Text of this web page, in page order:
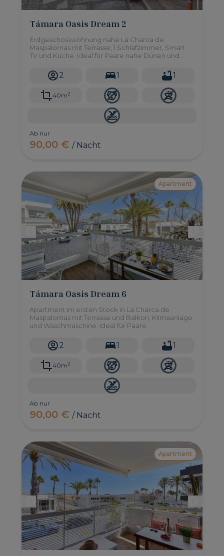
Támara Oasis Dream 2
Erdgeschosswohnung nahe La Charca de
Maspalomas mit Terrasse, 1 Schlafzimmer, Smart
TV und Küche. Ideal für Paare nahe Dünen und
2 1 1
40m2
Ab nur
90,00 €/ Nacht
Apartment
Támara Oasis Dream 6
Apartment im ersten Stock in La Charca de
Maspalomas mit Terrasse und Balkon, Klimaanlage
und Waschmaschine. Ideal für Paare.
2 1 1
40m2
Ab nur
90,00 €/ Nacht
Apartment